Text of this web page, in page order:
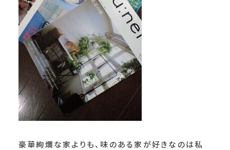
豪華絢爛な家よりも、味のある家が好きなのは私